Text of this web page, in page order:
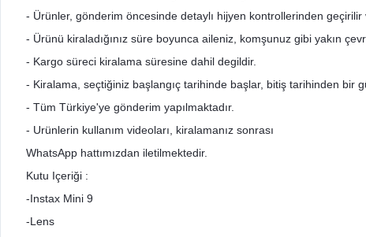
- Ürünler, gönderim öncesinde detaylı hijyen kontrollerinden geçirilir
- Ürünü kiraladığınız süre boyunca aileniz, komşunuz gibi yakın
- Kargo süreci kiralama süresine dahil degildir.
- Kiralama, seçtiğiniz başlangıç tarihinde başlar, bitiş tarihinden bir
- Tüm Türkiye'ye gönderim yapılmaktadır.
- Urünlerin kullanım videoları, kiralamanız sonrası
WhatsApp hattımızdan iletilmektedir.
Kutu Içeriği :
-Instax Mini 9
-Lens